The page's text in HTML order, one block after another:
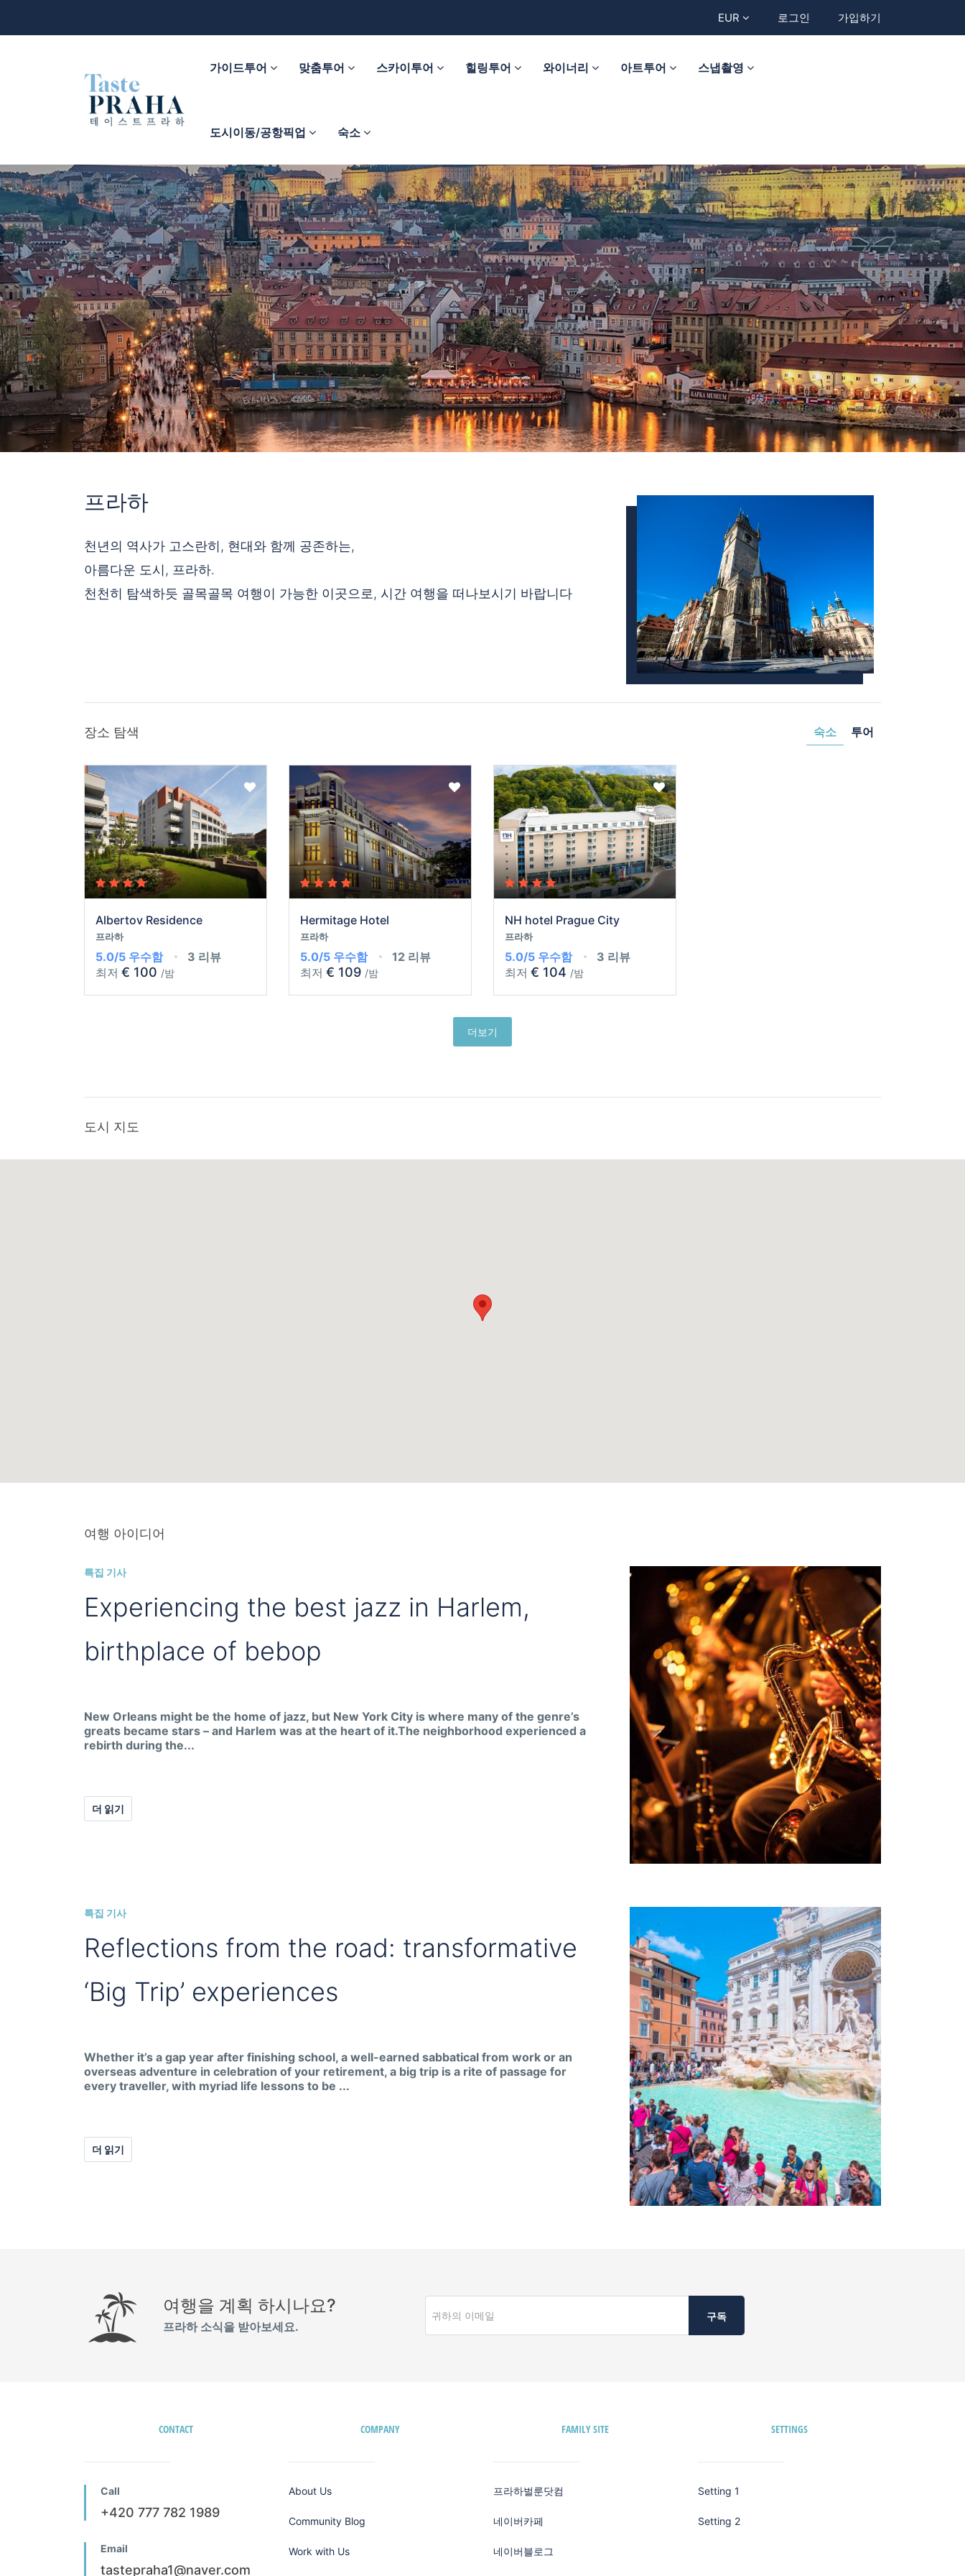
EUR 로그인 가입하기
가이드투어 맞춤투어 스카이투어 힐링투어 와이너리 아트투어 스냅촬영
도시이동/공항픽업 숙소
프라하
천년의 역사가 고스란히, 현대와 함께 공존하는,
아름다운 도시, 프라하.
천천히 탐색하듯 골목골목 여행이 가능한 이곳으로, 시간 여행을 떠나보시기 바랍니다
장소 탐색 숙소 투어
Albertov Residence
프라하
5.0/5 우수함
3 리뷰
최저 € 100 /밤
Hermitage Hotel
프라하
5.0/5 우수함
12 리뷰
최저 € 109 /밤
NH hotel Prague City
프라하
5.0/5 우수함
3 리뷰
최저 € 104 /밤
더보기
도시 지도
여행 아이디어
특집 기사
Experiencing the best jazz in Harlem,
birthplace of bebop
New Orleans might be the home of jazz, but New York City is where many of the genre’s
greats became stars – and Harlem was at the heart of it.The neighborhood experienced a
rebirth during the...
더 읽기
특집 기사
Reflections from the road: transformative
‘Big Trip’ experiences
Whether it’s a gap year after finishing school, a well-earned sabbatical from work or an
overseas adventure in celebration of your retirement, a big trip is a rite of passage for
every traveller, with myriad life lessons to be ...
더 읽기
여행을 계획 하시나요?
프라하 소식을 받아보세요.
구독
CONTACT
Call
+420 777 782 1989
Email
tastepraha1@naver.com
COMPANY
About Us
Community Blog
Work with Us
FAMILY SITE
프라하벌룬닷컴
네이버카페
네이버블로그
SETTINGS
Setting 1
Setting 2